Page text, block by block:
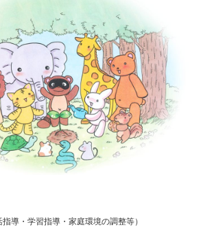
導・学習指導・家庭環境の調整等）